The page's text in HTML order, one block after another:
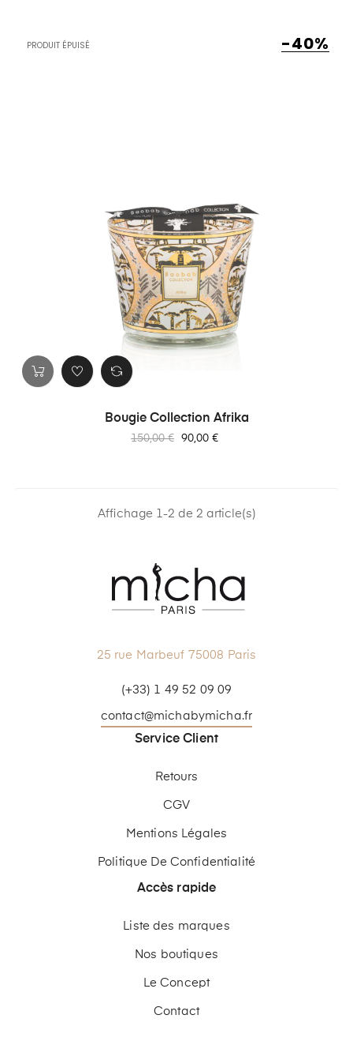
PRODUIT ÉPUISÉ
Bougie Collection Afrika
Prix
150,00 €
-40%
Prix
90,00 €
Affichage 1-2 de 2 article(s)
25 rue Marbeuf 75008 Paris
(+33) 1 49 52 09 09
contact@michabymicha.fr
Service Client
Retours
CGV
Mentions Légales
Politique De Confidentialité
Accès rapide
Liste des marques
Nos boutiques
Le Concept
Contact